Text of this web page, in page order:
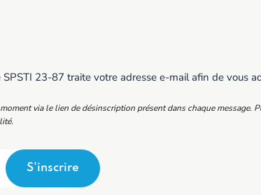
23-87 traite votre adresse e-mail afin de vous
via le lien de désinscription présent dans chaque message.
S'inscrire